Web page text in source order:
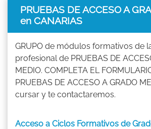
PRUEBAS DE ACCESO A
en CANARIAS
GRUPO de módulos formativos de
profesional de PRUEBAS DE
MEDIO. COMPLETA EL
PRUEBAS DE ACCESO A GRADO
cursar y te contactaremos.
Acceso a Ciclos Formativos de